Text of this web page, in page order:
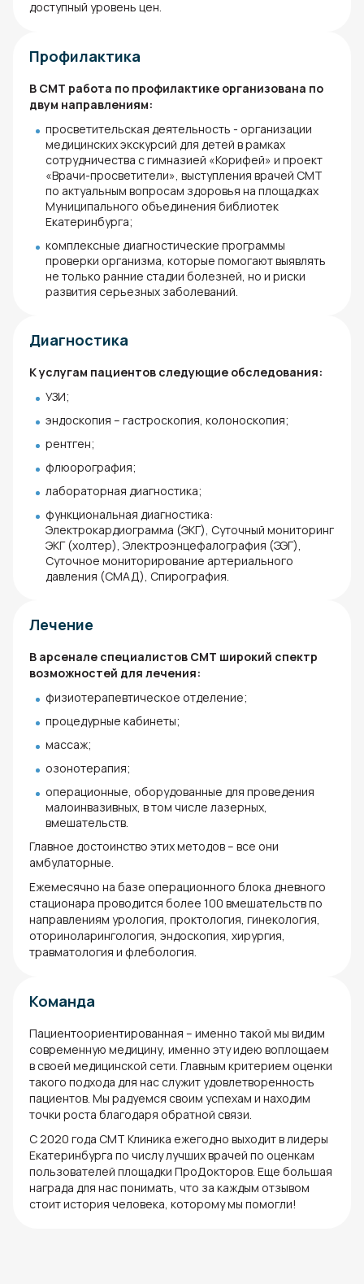
доступный уровень цен.
Профилактика
В СМТ работа по профилактике организована по
двум направлениям:
просветительская деятельность - организации
медицинских экскурсий для детей в рамках
сотрудничества с гимназией «Корифей» и проект
«Врачи-просветители», выступления врачей СМТ
по актуальным вопросам здоровья на площадках
Муниципального объединения библиотек
Екатеринбурга;
комплексные диагностические программы
проверки организма, которые помогают выявлять
не только ранние стадии болезней, но и риски
развития серьезных заболеваний.
Диагностика
К услугам пациентов следующие обследования:
УЗИ;
эндоскопия – гастроскопия, колоноскопия;
рентген;
флюорография;
лабораторная диагностика;
функциональная диагностика:
Электрокардиограмма (ЭКГ), Суточный мониторинг
ЭКГ (холтер), Электроэнцефалография (ЭЭГ),
Суточное мониторирование артериального
давления (СМАД), Спирография.
Лечение
В арсенале специалистов СМТ широкий спектр
возможностей для лечения:
физиотерапевтическое отделение;
процедурные кабинеты;
массаж;
озонотерапия;
операционные, оборудованные для проведения
малоинвазивных, в том числе лазерных,
вмешательств.
Главное достоинство этих методов – все они
амбулаторные.
Ежемесячно на базе операционного блока дневного
стационара проводится более 100 вмешательств по
направлениям урология, проктология, гинекология,
оториноларингология, эндоскопия, хирургия,
травматология и флебология.
Команда
Пациентоориентированная – именно такой мы видим
современную медицину, именно эту идею воплощаем
в своей медицинской сети. Главным критерием оценки
такого подхода для нас служит удовлетворенность
пациентов. Мы радуемся своим успехам и находим
точки роста благодаря обратной связи.
С 2020 года СМТ Клиника ежегодно выходит в лидеры
Екатеринбурга по числу лучших врачей по оценкам
пользователей площадки ПроДокторов. Еще большая
награда для нас понимать, что за каждым отзывом
стоит история человека, которому мы помогли!